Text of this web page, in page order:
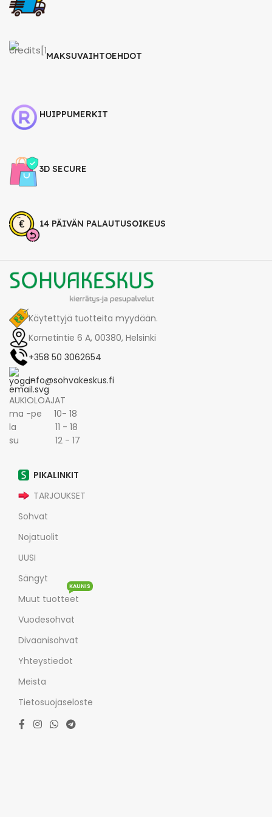
MAKSUVAIHTOEHDOT
HUIPPUMERKIT
3D SECURE
14 PÄIVÄN PALAUTUSOIKEUS
Käytettyjä tuotteita myydään.
Kornetintie 6 A, 00380, Helsinki
+358 50 3062654
info@sohvakeskus.fi
AUKIOLOAJAT
ma -pe 10- 18
la 11 - 18
su 12 - 17
PIKALINKIT
TARJOUKSET
Sohvat
Nojatuolit
UUSI
Sängyt
Muut tuotteet
KAUNIS
Vuodesohvat
Divaanisohvat
Yhteystiedot
Meista
Tietosuojaseloste